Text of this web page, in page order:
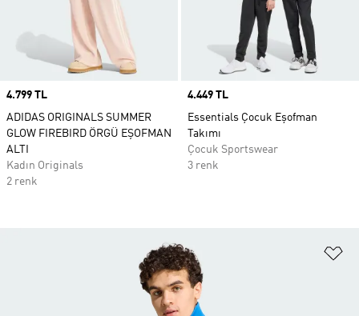
Price
4.799 TL
ADIDAS ORIGINALS SUMMER
GLOW FIREBIRD ÖRGÜ EŞOFMAN
ALTI
Kadın Originals
2 renk
Price
4.449 TL
Essentials Çocuk Eşofman
Takımı
Çocuk Sportswear
3 renk